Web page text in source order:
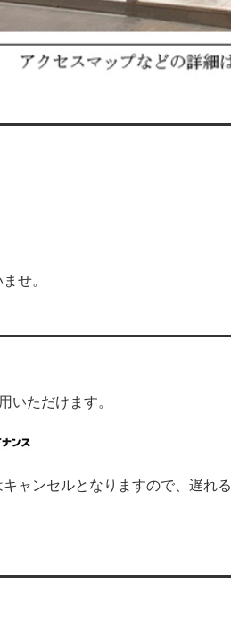
せ。
いただけます。
ャンセルとなりますので、遅れ